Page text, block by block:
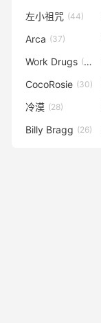
左小祖咒 (44)
Arca (37)
Work Drugs (34)
CocoRosie (30)
冷漠 (28)
Billy Bragg (26)